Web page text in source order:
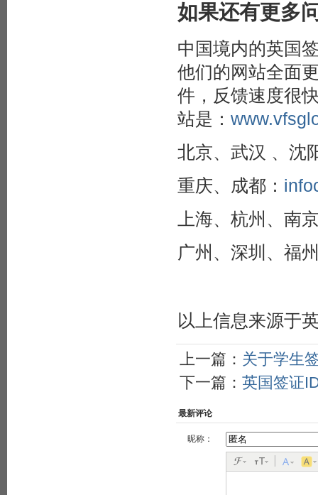
如果还有更多
中国境内的英国
他们的网站全面
件，反馈速度很
站是：
北京、武汉 、沈
重庆、成都：
上海、杭州、南
广州、深圳、福
以上信息来源于
上一篇： 关于学生
下一篇： 英国签证
最新评论
昵称：